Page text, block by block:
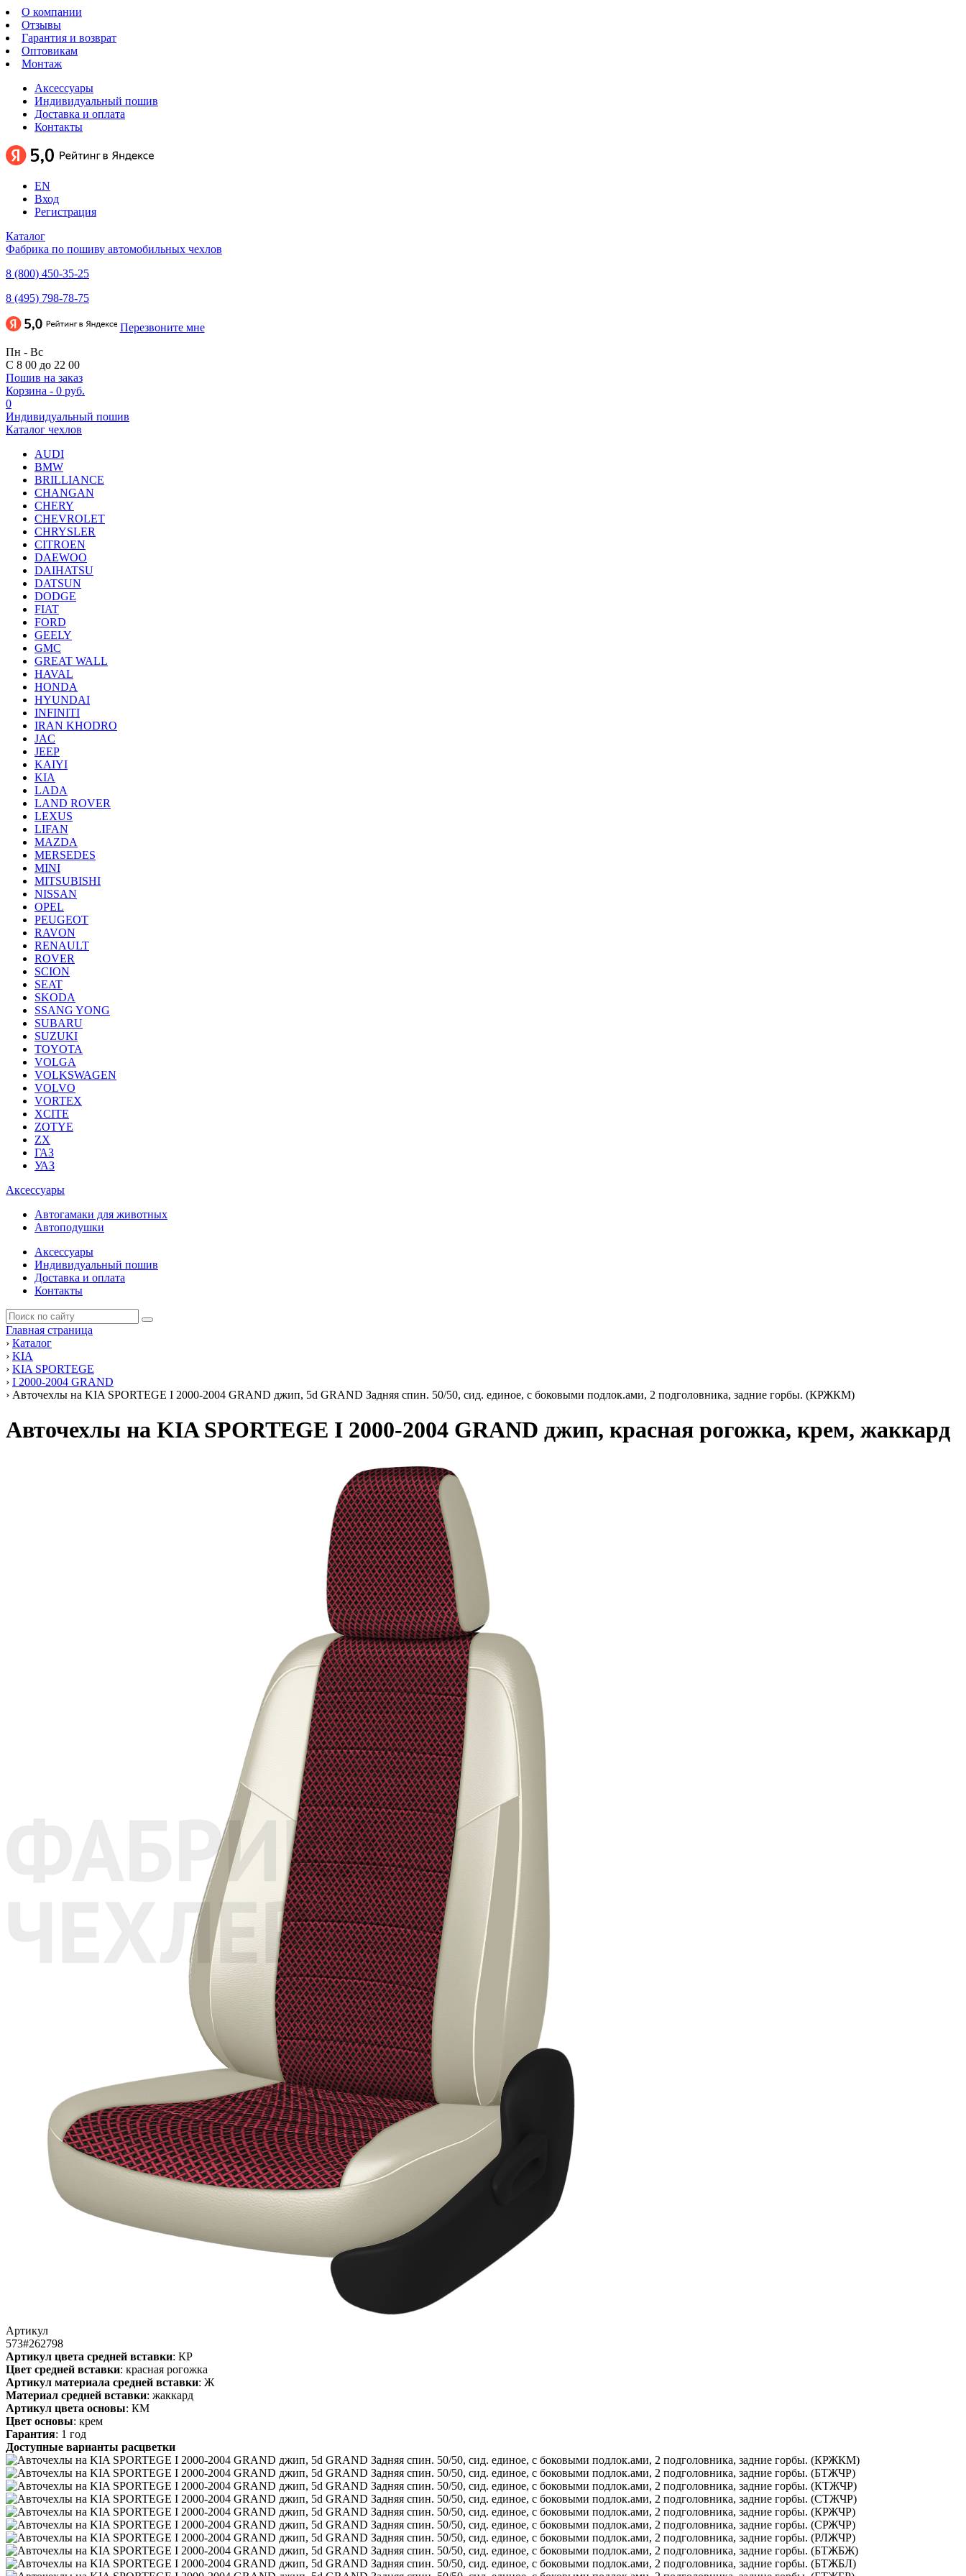
О компании
Отзывы
Гарантия и возврат
Оптовикам
Монтаж
Аксессуары
Индивидуальный пошив
Доставка и оплата
Контакты
EN
Вход
Регистрация
Каталог
Фабрика по пошиву автомобильных чехлов
8 (800) 450-35-25
8 (495) 798-78-75
Перезвоните мне
Пн - Вс
С 8 00 до 22 00
Пошив на заказ
Корзина - 0 руб.
0
Индивидуальный пошив
Каталог чехлов
AUDI
BMW
BRILLIANCE
CHANGAN
CHERY
CHEVROLET
CHRYSLER
CITROEN
DAEWOO
DAIHATSU
DATSUN
DODGE
FIAT
FORD
GEELY
GMC
GREAT WALL
HAVAL
HONDA
HYUNDAI
INFINITI
IRAN KHODRO
JAC
JEEP
KAIYI
KIA
LADA
LAND ROVER
LEXUS
LIFAN
MAZDA
MERSEDES
MINI
MITSUBISHI
NISSAN
OPEL
PEUGEOT
RAVON
RENAULT
ROVER
SCION
SEAT
SKODA
SSANG YONG
SUBARU
SUZUKI
TOYOTA
VOLGA
VOLKSWAGEN
VOLVO
VORTEX
XCITE
ZOTYE
ZX
ГАЗ
УАЗ
Аксессуары
Автогамаки для животных
Автоподушки
Аксессуары
Индивидуальный пошив
Доставка и оплата
Контакты
Главная страница
› Каталог
› KIA
› KIA SPORTEGE
› I 2000-2004 GRAND
› Авточехлы на KIA SPORTEGE I 2000-2004 GRAND джип, 5d GRAND Задняя спин. 50/50, сид. единое, с боковыми подлок.ами, 2 подголовника, задние горбы. (КРЖКМ)
Авточехлы на KIA SPORTEGE I 2000-2004 GRAND джип, красная рогожка, крем, жаккард
Артикул
573#262798
Артикул цвета средней вставки: КР
Цвет средней вставки: красная рогожка
Артикул материала средней вставки: Ж
Материал средней вставки: жаккард
Артикул цвета основы: КМ
Цвет основы: крем
Гарантия: 1 год
Доступные варианты расцветки